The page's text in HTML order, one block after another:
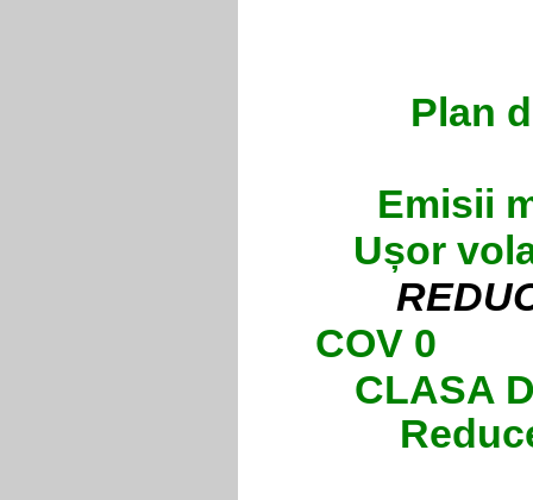
Plan
Emisii
Ușor
COV
CLASA